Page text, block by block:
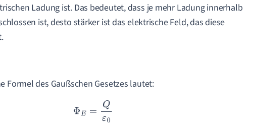
Ladung ist. Das bedeutet, dass je mehr Ladung innerhalb
ist, desto stärker ist das elektrische Feld, das diese
Formel des Gaußschen Gesetzes lautet:
ΦE =Q ε0